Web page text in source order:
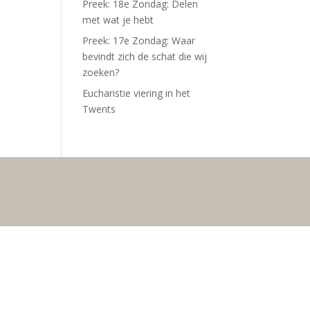
Preek: 18e Zondag: Delen
met wat je hebt
Preek: 17e Zondag: Waar
bevindt zich de schat die wij
zoeken?
Eucharistie viering in het
Twents